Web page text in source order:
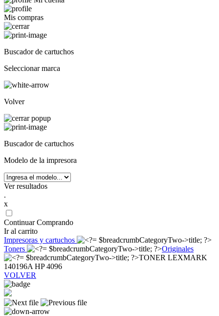
Mis compras
Buscador de cartuchos
Seleccionar marca
Volver
Buscador de cartuchos
Modelo de la impresora
Ver resultados
.
x
Continuar Comprando
Ir al carrito
Impresoras y cartuchos
Toners
Originales
TONER LEXMARK
140196A HP 4096
VOLVER